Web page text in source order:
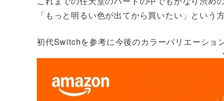
「もっと明るい色が出てから買いたい」という
初代Switchを参考に今後のカラーバリエーショ